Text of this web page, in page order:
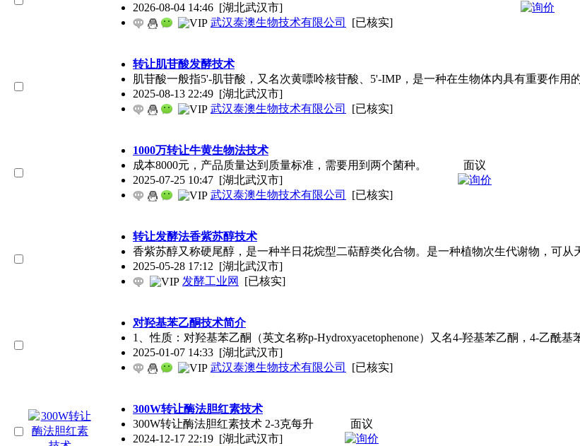
2026-08-04 14:46 [湖北武汉市]
武汉泰澳生物技术有限公司
[已核实]
转让肌苷酸发酵技术
肌苷酸一般指5'-肌苷酸，又名次黄嘌呤核苷酸、5'-IMP，是一种在生物体内具有重要作用
2025-08-13 22:49 [湖北武汉市]
武汉泰澳生物技术有限公司
[已核实]
1000万转让牛黄生物法技术
成本8000元，产品质量达到质量标准，需要用到两个菌种。
2025-07-25 10:47 [湖北武汉市]
武汉泰澳生物技术有限公司
[已核实]
面议
转让发酵法香紫苏醇技术
香紫苏醇又称硬尾醇，是一种半日花烷型二萜醇类化合物。是一种植物次生代谢物，可
2025-05-28 17:12 [湖北武汉市]
发酵工业网
[已核实]
对羟基苯乙酮技术简介
1、性质：对羟基苯乙酮（英文名称p-Hydroxyacetophenone）又名4-羟基苯乙酮，4-乙酰
2025-01-07 14:33 [湖北武汉市]
武汉泰澳生物技术有限公司
[已核实]
300W转让酶法胆红素技术
300W转让酶法胆红素技术 2-3克每升
2024-12-17 22:19 [湖北武汉市]
面议